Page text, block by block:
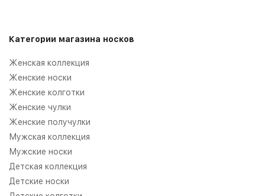
Категории магазина носков
Женская коллекция
Женские носки
Женские колготки
Женские чулки
Женские получулки
Мужская коллекция
Мужские носки
Детская коллекция
Детские носки